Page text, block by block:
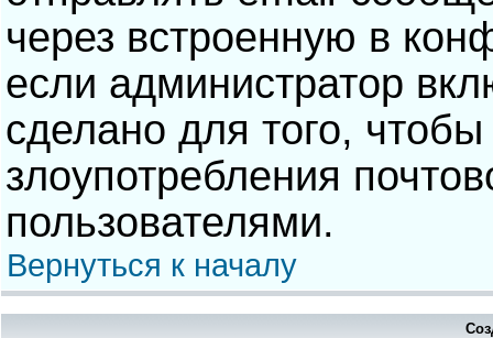
через встроенную в
если администратор
сделано для того, чтобы
злоупотребления
пользователями.
Вернуться к началу